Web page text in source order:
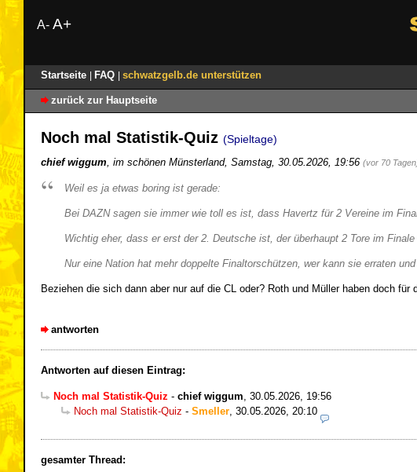
A- A+
Startseite FAQ schwatzgelb.de unterstützen
zurück zur Hauptseite
Noch mal Statistik-Quiz (Spieltage)
chief wiggum im schönen Münsterland, Samstag, 30.05.2026, 19:56 (vor 70
Weil es ja etwas boring ist gerade:
Bei DAZN sagen sie immer wie toll es ist, dass Havertz für 2 Vereine im
Wichtig eher, dass er erst der 2. Deutsche ist, der überhaupt 2 Tore im
Nur eine Nation hat mehr doppelte Finaltorschützen, wer kann sie erraten
Beziehen die sich dann aber nur auf die CL oder? Roth und Müller haben doch
antworten
Antworten auf diesen Eintrag:
Noch mal Statistik-Quiz - chief wiggum, 30.05.2026, 19:56
Noch mal Statistik-Quiz - Smeller, 30.05.2026, 20:10
gesamter Thread: